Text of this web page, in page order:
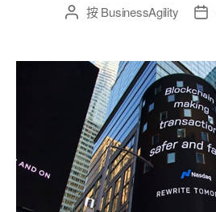
貼
者
按BusinessAgility
發
期